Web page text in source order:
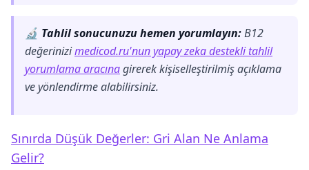
🔬 Tahlil sonucunuzu hemen yorumlayın:B12
değerinizimedicod.ru'nun yapay zeka destekli tahlil
yorumlama aracınagirerek kişiselleştirilmiş açıklama
ve yönlendirme alabilirsiniz.
Sınırda Düşük Değerler: Gri Alan Ne Anlama
Gelir?